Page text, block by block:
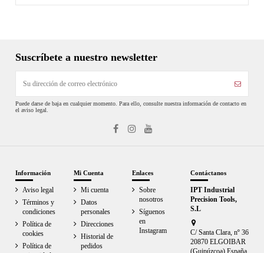
Suscríbete a nuestro newsletter
Puede darse de baja en cualquier momento. Para ello, consulte nuestra información de contacto en
el aviso legal.
Información
Aviso legal
Términos y
condiciones
Política de
cookies
Política de
Mi Cuenta
Mi cuenta
Datos
personales
Direcciones
Historial de
pedidos
Enlaces
Sobre
nosotros
Síguenos
en
Instagram
Contáctanos
IPT Industrial
Precision Tools,
S.L
C/ Santa Clara, nº 36
20870 ELGOIBAR
(Guipúzcoa) España